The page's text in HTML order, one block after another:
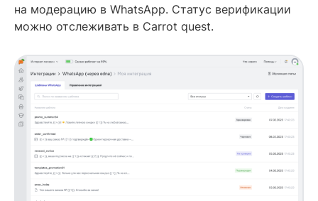
на модерацию в WhatsApp. Статус верификации
можно отслеживать в Carrot quest.